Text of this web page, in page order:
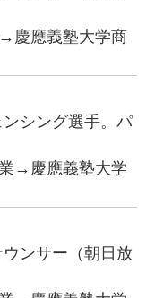
慶應義塾大学商
シング選手。パ
→慶應義塾大学
ンサー（朝日放